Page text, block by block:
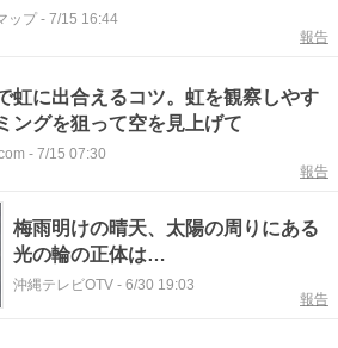
ップ - 7/15 16:44
報告
虹に出合えるコツ。虹を観察しやす
ングを狙って空を見上げて
- 7/15 07:30
報告
梅雨明けの晴天、太陽の周りにある
光の輪の正体は…
沖縄テレビOTV - 6/30 19:03
報告